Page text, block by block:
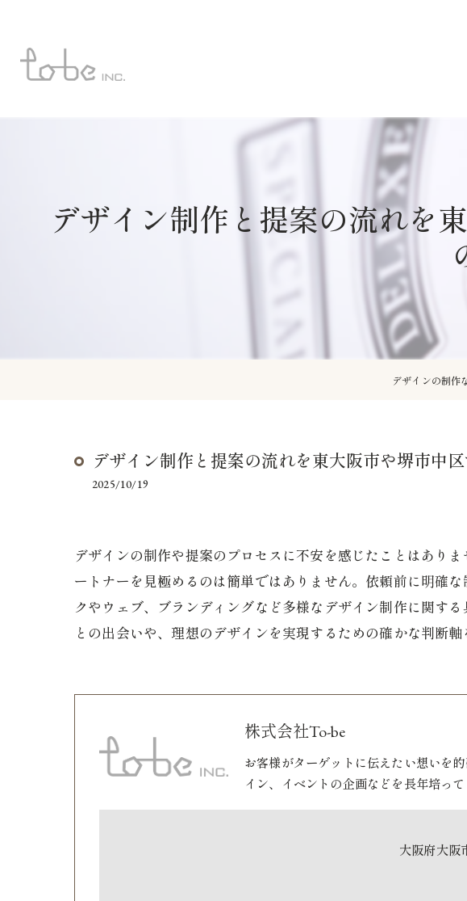
デザイン制作と提案の流れを
デザインの制作
デザイン制作と提案の流れを東大阪市や堺市中
2025/10/19
デザインの制作や提案のプロセスに不安を感じたことはあり
ートナーを見極めるのは簡単ではありません。依頼前に明確
クやウェブ、ブランディングなど多様なデザイン制作に関す
との出会いや、理想のデザインを実現するための確かな判断軸
株式会社To-be
お客様がターゲットに伝えたい想いを
イン、イベントの企画などを長年培っ
大阪府大阪